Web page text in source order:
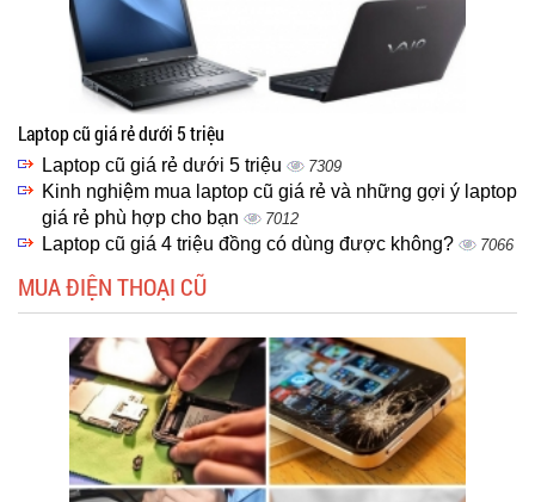
Laptop cũ giá rẻ dưới 5 triệu
Laptop cũ giá rẻ dưới 5 triệu 7309
Kinh nghiệm mua laptop cũ giá rẻ và những gợi ý laptop
giá rẻ phù hợp cho bạn
7012
Laptop cũ giá 4 triệu đồng có dùng được không? 7066
MUA ĐIỆN THOẠI CŨ